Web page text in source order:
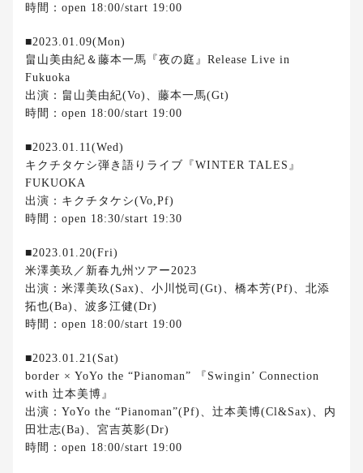
時間：open 18:00/start 19:00
■2023.01.09(Mon)
畠山美由紀＆藤本一馬『夜の庭』Release Live in
Fukuoka
出演：畠山美由紀(Vo)、藤本一馬(Gt)
時間：open 18:00/start 19:00
■2023.01.11(Wed)
キクチタケシ弾き語りライブ『WINTER TALES』
FUKUOKA
出演：キクチタケシ(Vo,Pf)
時間：open 18:30/start 19:30
■2023.01.20(Fri)
米澤美玖／新春九州ツアー2023
出演：米澤美玖(Sax)、小川悦司(Gt)、橋本芳(Pf)、北添
拓也(Ba)、波多江健(Dr)
時間：open 18:00/start 19:00
■2023.01.21(Sat)
border × YoYo the “Pianoman” 『Swingin’ Connection
with 辻本美博』
出演：YoYo the “Pianoman”(Pf)、辻本美博(Cl&Sax)、内
田壮志(Ba)、宮吉英影(Dr)
時間：open 18:00/start 19:00